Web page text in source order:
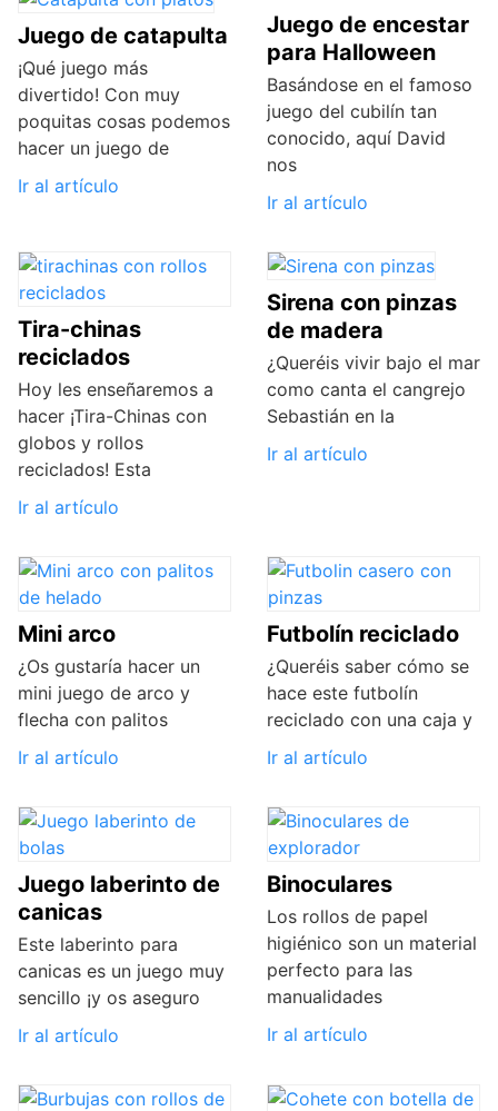
Juego de catapulta
¡Qué juego más
divertido! Con muy
poquitas cosas podemos
hacer un juego de
Ir al artículo
Juego de encestar
para Halloween
Basándose en el famoso
juego del cubilín tan
conocido, aquí David
nos
Ir al artículo
Tira-chinas
reciclados
Hoy les enseñaremos a
hacer ¡Tira-Chinas con
globos y rollos
reciclados! Esta
Ir al artículo
Sirena con pinzas
de madera
¿Queréis vivir bajo el mar
como canta el cangrejo
Sebastián en la
Ir al artículo
Mini arco
¿Os gustaría hacer un
mini juego de arco y
flecha con palitos
Ir al artículo
Futbolín reciclado
¿Queréis saber cómo se
hace este futbolín
reciclado con una caja y
Ir al artículo
Juego laberinto de
canicas
Este laberinto para
canicas es un juego muy
sencillo ¡y os aseguro
Ir al artículo
Binoculares
Los rollos de papel
higiénico son un material
perfecto para las
manualidades
Ir al artículo